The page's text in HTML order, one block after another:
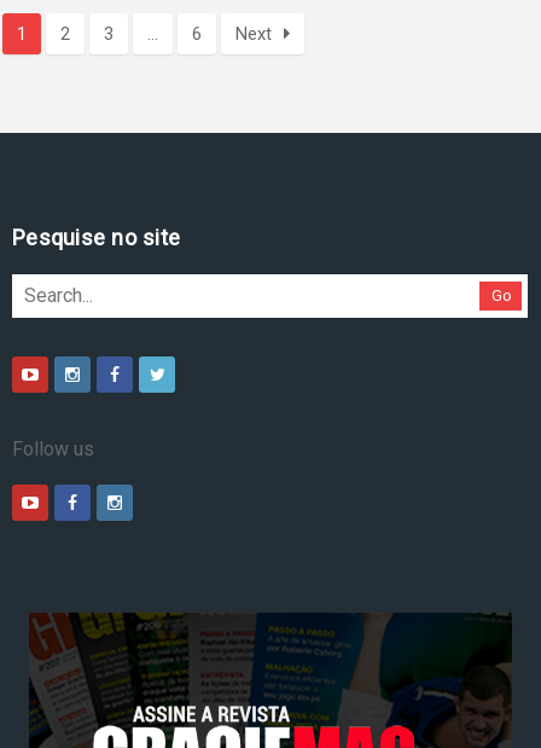
1 2 3 … 6 Next
Pesquise no site
Go
Follow us